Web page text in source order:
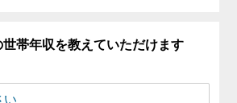
帯年収を教えていただけます